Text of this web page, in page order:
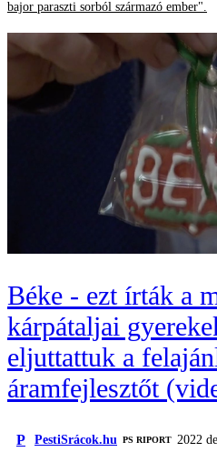
bajor paraszti sorból származó ember".
Béke - ezt írták a
kárpátaljai
eljuttattuk a
áramfejlesztőt
P PestiSrácok.hu ‎PS RIPORT 2022